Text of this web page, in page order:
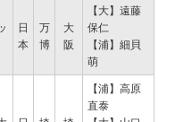
日
本
万
博
大
阪
【大】遠藤
保仁
【浦】細貝
萌
【浦】高原
直泰